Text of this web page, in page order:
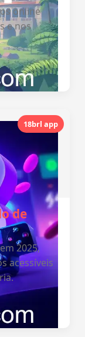
online
e nos
18brl app
de
2025,
acessíveis